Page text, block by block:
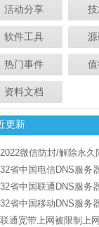
活动分享
软件工具
热门事件
资料文档
更新
2022微信防封/解除永久
32省中国电信DNS服务
32省中国联通DNS服务
32省中国移动DNS服务
联通宽带上网被限制上